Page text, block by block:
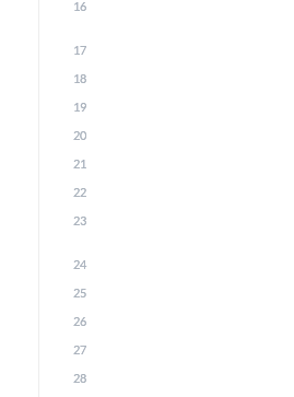
16
17
18
19
20
21
22
23
24
25
26
27
28